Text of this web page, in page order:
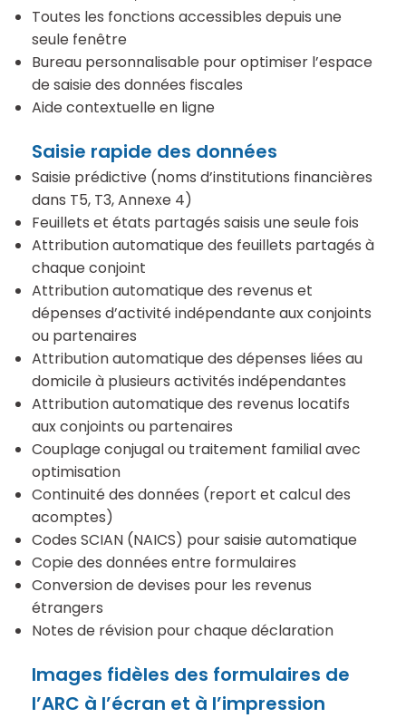
Toutes les fonctions accessibles depuis une
seule fenêtre
Bureau personnalisable pour optimiser l’espace
de saisie des données fiscales
Aide contextuelle en ligne
Saisie rapide des données
Saisie prédictive (noms d’institutions financières
dans T5, T3, Annexe 4)
Feuillets et états partagés saisis une seule fois
Attribution automatique des feuillets partagés à
chaque conjoint
Attribution automatique des revenus et
dépenses d’activité indépendante aux conjoints
ou partenaires
Attribution automatique des dépenses liées au
domicile à plusieurs activités indépendantes
Attribution automatique des revenus locatifs
aux conjoints ou partenaires
Couplage conjugal ou traitement familial avec
optimisation
Continuité des données (report et calcul des
acomptes)
Codes SCIAN (NAICS) pour saisie automatique
Copie des données entre formulaires
Conversion de devises pour les revenus
étrangers
Notes de révision pour chaque déclaration
Images fidèles des formulaires de
l’ARC à l’écran et à l’impression